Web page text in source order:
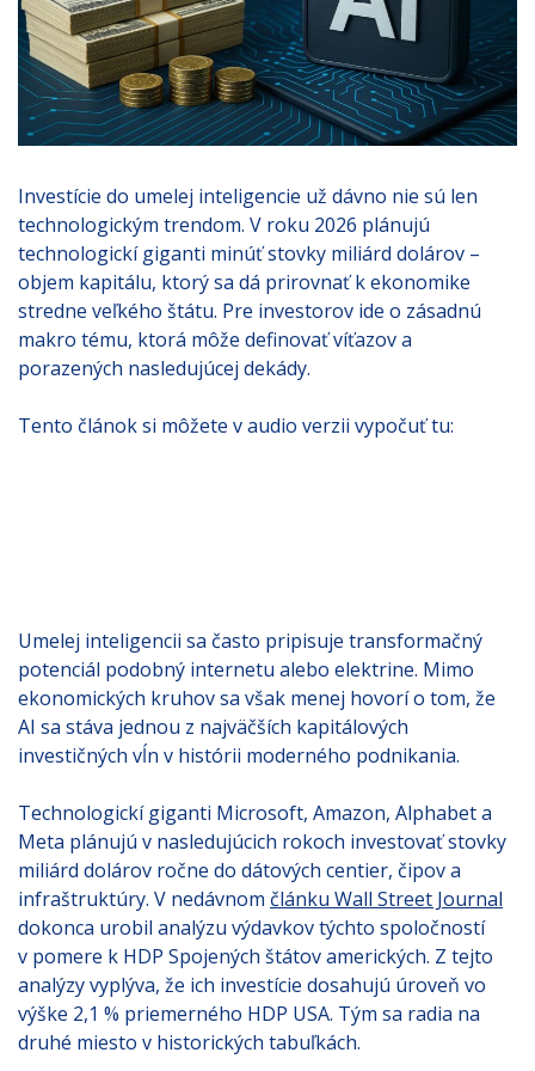
Investície do umelej inteligencie už dávno nie sú len
technologickým trendom. V roku 2026 plánujú
technologickí giganti minúť stovky miliárd dolárov –
objem kapitálu, ktorý sa dá prirovnať k ekonomike
stredne veľkého štátu. Pre investorov ide o zásadnú
makro tému, ktorá môže definovať víťazov a
porazených nasledujúcej dekády.
Tento článok si môžete v audio verzii vypočuť tu:
Umelej inteligencii sa často pripisuje transformačný
potenciál podobný internetu alebo elektrine. Mimo
ekonomických kruhov sa však menej hovorí o tom, že
AI sa stáva jednou z najväčších kapitálových
investičných vĺn v histórii moderného podnikania.
Technologickí giganti Microsoft, Amazon, Alphabet a
Meta plánujú v nasledujúcich rokoch investovať stovky
miliárd dolárov ročne do dátových centier, čipov a
infraštruktúry. V nedávnom článku Wall Street Journal
dokonca urobil analýzu výdavkov týchto spoločností
v pomere k HDP Spojených štátov amerických. Z tejto
analýzy vyplýva, že ich investície dosahujú úroveň vo
výške 2,1 % priemerného HDP USA. Tým sa radia na
druhé miesto v historických tabuľkách.